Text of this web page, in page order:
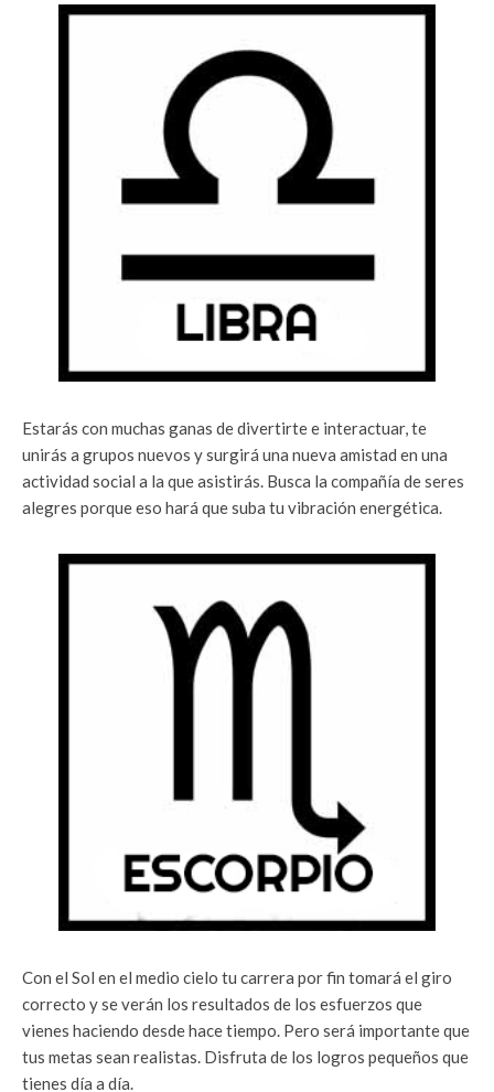
Estarás con muchas ganas de divertirte e interactuar, te
unirás a grupos nuevos y surgirá una nueva amistad en una
actividad social a la que asistirás. Busca la compañía de seres
alegres porque eso hará que suba tu vibración energética.
Con el Sol en el medio cielo tu carrera por fin tomará el giro
correcto y se verán los resultados de los esfuerzos que
vienes haciendo desde hace tiempo. Pero será importante que
tus metas sean realistas. Disfruta de los logros pequeños que
tienes día a día.